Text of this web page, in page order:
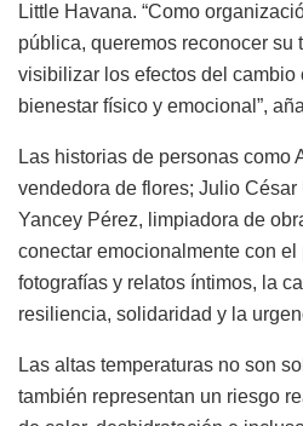
Little Havana. “Como
pública, queremos reconocer su
visibilizar los efectos del cambio
bienestar físico y emocional”,
Las historias de personas como
vendedora de flores; Julio
Yancey Pérez, limpiadora de
conectar emocionalmente con el
fotografías y relatos íntimos, la
resiliencia, solidaridad y la
Las altas temperaturas no son
también representan un riesgo